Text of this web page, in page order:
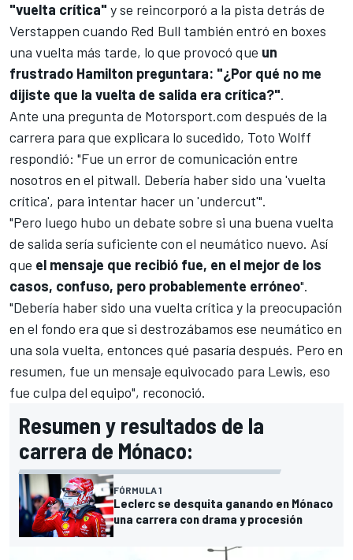
"vuelta crítica" y se reincorporó a la pista detrás de
Verstappen cuando Red Bull también entró en boxes
una vuelta más tarde, lo que provocó que un
frustrado Hamilton preguntara: "¿Por qué no me
dijiste que la vuelta de salida era crítica?".
Ante una pregunta de Motorsport.com después de la
carrera para que explicara lo sucedido, Toto Wolff
respondió: "Fue un error de comunicación entre
nosotros en el pitwall. Debería haber sido una 'vuelta
crítica', para intentar hacer un 'undercut'".
"Pero luego hubo un debate sobre si una buena vuelta
de salida sería suficiente con el neumático nuevo. Así
que el mensaje que recibió fue, en el mejor de los
casos, confuso, pero probablemente erróneo".
"Debería haber sido una vuelta crítica y la preocupación
en el fondo era que si destrozábamos ese neumático en
una sola vuelta, entonces qué pasaría después. Pero en
resumen, fue un mensaje equivocado para Lewis, eso
fue culpa del equipo", reconoció.
Resumen y resultados de la
carrera de Mónaco:
FÓRMULA 1
Leclerc se desquita ganando en Mónaco
una carrera con drama y procesión